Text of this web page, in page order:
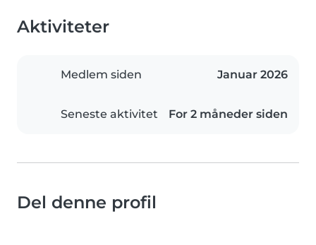
Aktiviteter
Medlem siden Januar 2026
Seneste aktivitet For 2 måneder siden
Del denne profil